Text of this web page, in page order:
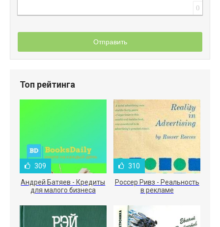
0
Отправить
Топ рейтинга
309
Андрей Батяев - Кредиты
для малого бизнеса
310
Россер Ривз - Реальность
в рекламе